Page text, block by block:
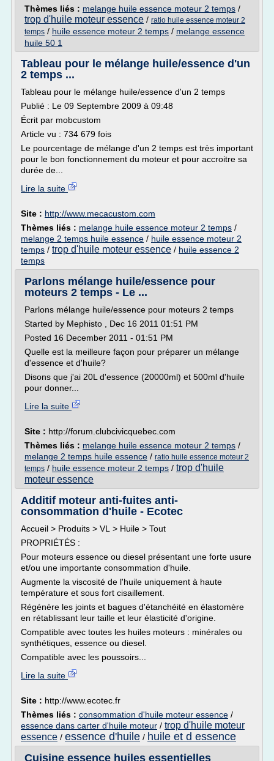
Thèmes liés : melange huile essence moteur 2 temps /
trop d'huile moteur essence / ratio huile essence moteur 2
temps / huile essence moteur 2 temps / melange essence
huile 50 1
Tableau pour le mélange huile/essence d'un
2 temps ...
Tableau pour le mélange huile/essence d'un 2 temps
Publié : Le 09 Septembre 2009 à 09:48
Écrit par mobcustom
Article vu : 734 679 fois
Le pourcentage de mélange d'un 2 temps est très important
pour le bon fonctionnement du moteur et pour accroitre sa
durée de...
Lire la suite
Site : http://www.mecacustom.com
Thèmes liés : melange huile essence moteur 2 temps /
melange 2 temps huile essence / huile essence moteur 2
temps / trop d'huile moteur essence / huile essence 2
temps
Parlons mélange huile/essence pour
moteurs 2 temps - Le ...
Parlons mélange huile/essence pour moteurs 2 temps
Started by Mephisto , Dec 16 2011 01:51 PM
Posted 16 December 2011 - 01:51 PM
Quelle est la meilleure façon pour préparer un mélange
d'essence et d'huile?
Disons que j'ai 20L d'essence (20000ml) et 500ml d'huile
pour donner...
Lire la suite
Site : http://forum.clubcivicquebec.com
Thèmes liés : melange huile essence moteur 2 temps /
melange 2 temps huile essence / ratio huile essence moteur 2
temps / huile essence moteur 2 temps / trop d'huile
moteur essence
Additif moteur anti-fuites anti-
consommation d'huile - Ecotec
Accueil > Produits > VL > Huile > Tout
PROPRIÉTÉS :
Pour moteurs essence ou diesel présentant une forte usure
et/ou une importante consommation d'huile.
Augmente la viscosité de l'huile uniquement à haute
température et sous fort cisaillement.
Régénère les joints et bagues d'étanchéité en élastomère
en rétablissant leur taille et leur élasticité d'origine.
Compatible avec toutes les huiles moteurs : minérales ou
synthétiques, essence ou diesel.
Compatible avec les poussoirs...
Lire la suite
Site : http://www.ecotec.fr
Thèmes liés : consommation d'huile moteur essence /
essence dans carter d'huile moteur / trop d'huile moteur
essence / essence d'huile / huile et d essence
Cuisine essence huiles essentielles